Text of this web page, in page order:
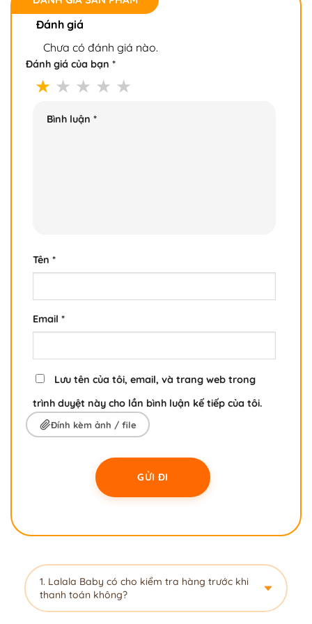
Đánh giá
Chưa có đánh giá nào.
Đánh giá của bạn *
Bình luận *
Tên *
Email *
Lưu tên của tôi, email, và trang web trong
trình duyệt này cho lần bình luận kế tiếp của tôi.
Đính kèm ảnh / file
1. Lalala Baby có cho kiểm tra hàng trước khi
thanh toán không?